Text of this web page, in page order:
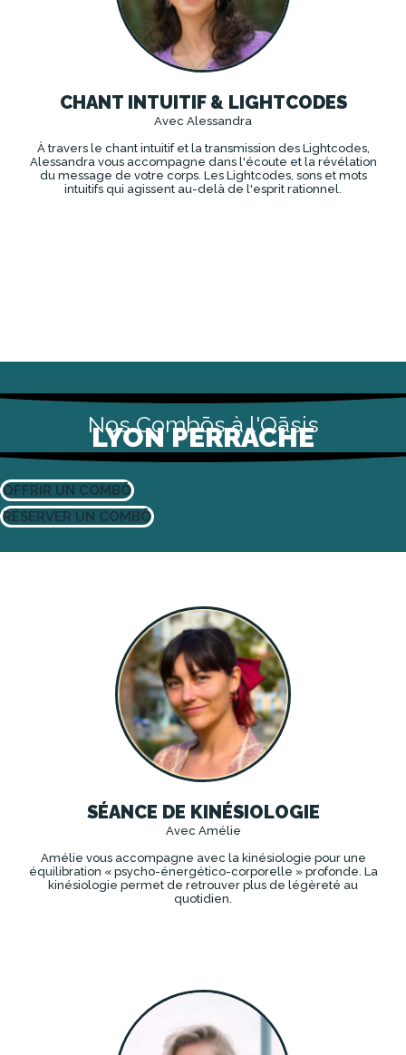
CHANT INTUITIF & LIGHTCODES
Avec Alessandra
À travers le chant intuitif et la transmission des Lightcodes,
Alessandra vous accompagne dans l'écoute et la révélation
du message de votre corps. Les Lightcodes, sons et mots
intuitifs qui agissent au-delà de l'esprit rationnel.
Nos Combōs à l'Oāsis
LYON PERRACHE
OFFRIR UN COMBŌ
RÉSERVER UN COMBŌ
SÉANCE DE KINÉSIOLOGIE
Avec Amélie
Amélie vous accompagne avec la kinésiologie pour une
équilibration « psycho-énergético-corporelle » profonde. La
kinésiologie permet de retrouver plus de légèreté au
quotidien.